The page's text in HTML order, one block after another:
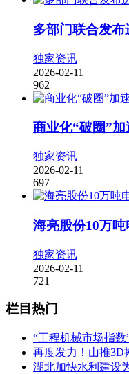
多部门联合发
独家资讯
2026-02-11
962
商业化“破圈”
独家资讯
2026-02-11
697
海亮股份10万
独家资讯
2026-02-11
721
栏目热门
“工程机械市场指数
再度发力！山推3D
湖北加快水利建设